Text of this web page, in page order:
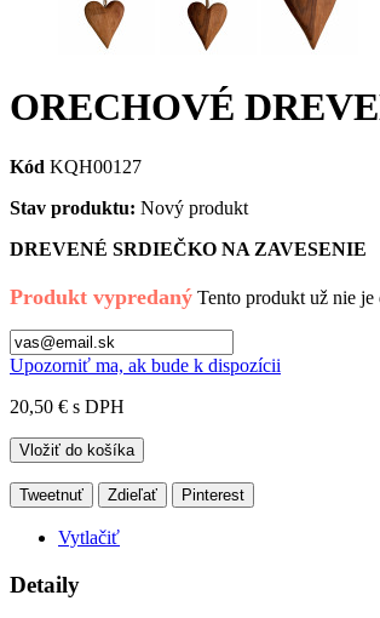
ORECHOVÉ
Kód KQH00127
Stav produktu: Nový produkt
DREVENÉ SRDIEČKO NA ZAVESENIE
Produkt vypredaný Tento produkt už nie je
Upozorniť ma, ak bude k dispozícii
20,50 € s DPH
Vložiť do košíka
Tweetnuť Zdieľať Pinterest
Vytlačiť
Detaily